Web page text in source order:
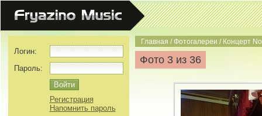
Главная /Фотогалереи / Концерт
Фото 3 из 36
Логин:
Пароль:
Регистрация
Напомнить пароль